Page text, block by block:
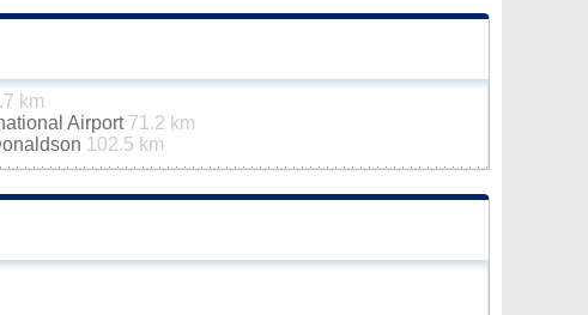
km
Airport 71.2 km
102.5 km